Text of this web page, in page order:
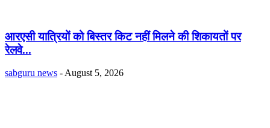
आरएसी यात्रियों को बिस्तर किट नहीं मिलने की शिकायतों पर
रेलवे...
sabguru news - August 5, 2026